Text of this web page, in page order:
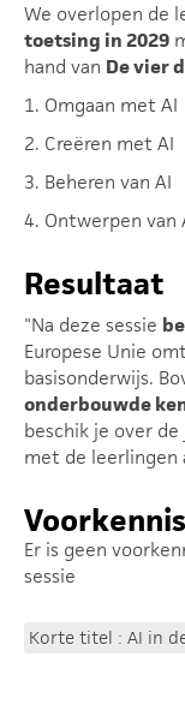
We overlopen de
toetsing in 2029
hand van De vier
1. Omgaan met AI
2. Creëren met AI
3. Beheren van AI
4. Ontwerpen van
Resultaat
"Na deze sessie
Europese Unie
basisonderwijs.
onderbouwde
beschik je over
met de leerlingen
Voorkennis
Er is geen
sessie
Korte titel : AI in